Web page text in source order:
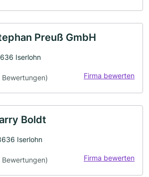
Preuß GmbH
Iserlohn
Bewertungen) Firma bewerten
Boldt
Iserlohn
Bewertungen) Firma bewerten